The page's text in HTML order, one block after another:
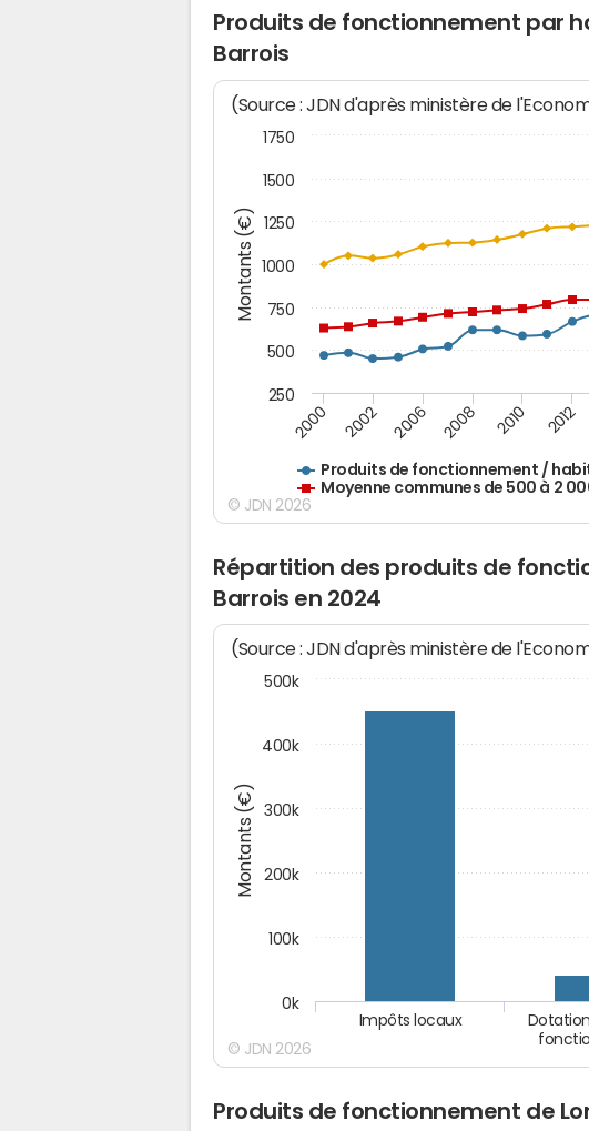
Produits de fonctionnement par
Barrois
Montants (€)
(Source : JDN d'après ministère de
Produits de fonctionnement /
Moyenne communes de 500 à 2
2000 2002 2006 2008 2010 2012
250
500
750
1000
1250
1500
1750
© JDN 2026
Répartition des produits de
Barrois en 2024
Montants (€)
(Source : JDN d'après ministère de
Impôts locaux
0k
100k
200k
300k
400k
500k
© JDN 2026
Produits de fonctionnement de